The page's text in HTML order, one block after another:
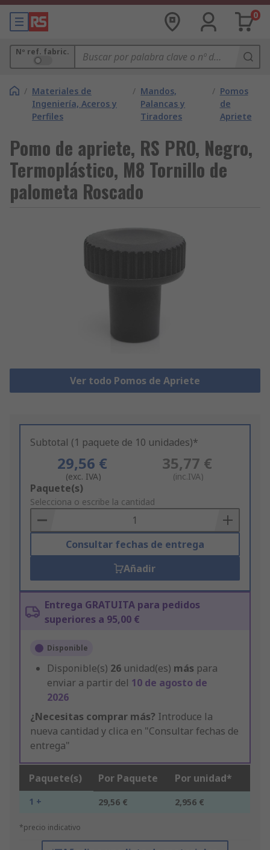
0
Nº ref. fabric.
/ Materiales de
Ingeniería, Aceros y
Perfiles
/ Mandos,
Palancas y
Tiradores
/ Pomos
de
Apriete
Pomo de apriete, RS PRO, Negro,
Termoplástico, M8 Tornillo de
palometa Roscado
Ver todo Pomos de Apriete
Subtotal (1 paquete de 10 unidades)*
29,56 €
(exc. IVA)
35,77 €
(inc.IVA)
Add
to
Basket
Paquete(s)
Selecciona o escribe la cantidad
Consultar fechas de entrega
Añadir
Entrega GRATUITA para pedidos
superiores a 95,00 €
Disponible
Disponible(s) 26 unidad(es) más para
enviar a partir del 10 de agosto de
2026
¿Necesitas comprar más? Introduce la
nueva cantidad y clica en "Consultar fechas de
entrega"
Paquete(s) Por Paquete Por unidad*
1 + 29,56 € 2,956 €
*precio indicativo